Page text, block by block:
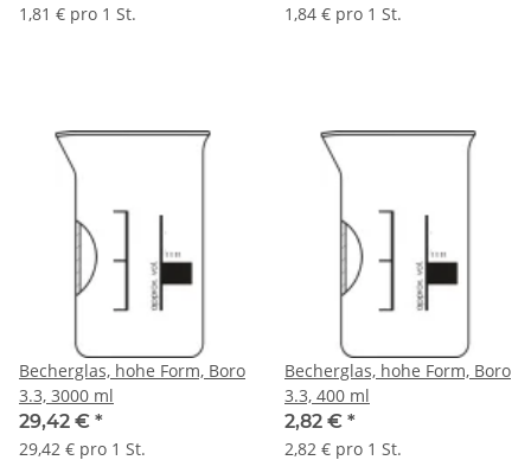
1,81 € pro 1 St.
1,84 € pro 1 St.
Becherglas, hohe Form, Boro
3.3, 3000 ml
29,42 € *
29,42 € pro 1 St.
Becherglas, hohe Form, Boro
3.3, 400 ml
2,82 € *
2,82 € pro 1 St.